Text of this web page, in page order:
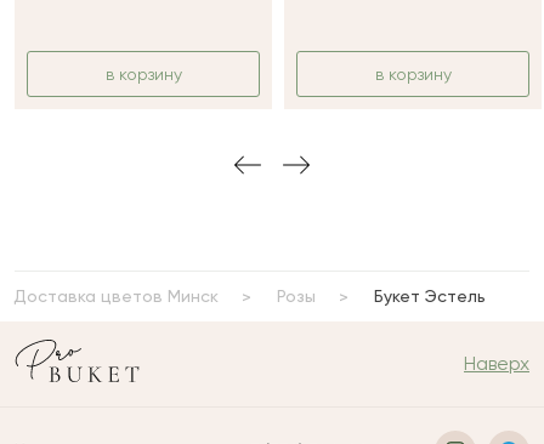
в корзину в корзину
Доставка цветов Минск Розы Букет Эстель
Наверх